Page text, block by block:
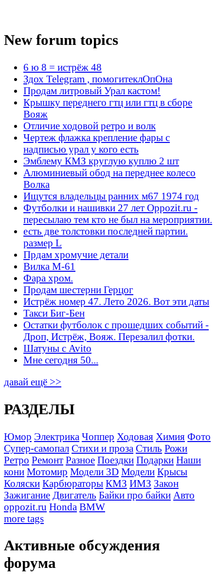
New forum topics
6 ю 8 = истрёж 48
Здох Telegram , помогитеклОпОна
Продам литровый Урал кастом!
Крышку переднего гтц или гтц в сборе
Вояж
Отличие ходовой ретро и волк
Чертеж флажка крепление фары с
надписью урал у кого есть
Эмблему КМЗ круглую куплю 2 шт
Алюминиевый обод на переднее колесо
Волка
Ищутся владельцы ранних м67 1974 год
Футболки и нашивки 27 лет Oppozit.ru -
пересылаю тем кто не был на мероприятии.
есть две толстовки последней партии.
размер L
Прдам хромучие детали
Вилка М-61
Фара хром.
Продам шестерни Герцог
Истрёж номер 47. Лето 2026. Вот эти даты
Такси Биг-Бен
Остатки футболок с прошедших событий -
Дроп, Истрёж, Вояж. Перезалил фотки.
Шатуны с Avito
Мне сегодня 50...
давай ещё >>
РАЗДЕЛЫ
Юмор Электрика Чоппер Ходовая Химия Фото
Супер-самопал Стихи и проза Стиль Рожи
Ретро Ремонт Разное Поездки Подарки Наши
кони Мотомир Модели 3D Модели Крысы
Коляски Карбюраторы КМЗ ИМЗ Закон
Зажигание Двигатель Байки про байки Авто
oppozit.ru Honda BMW
more tags
Активные обсуждения
форума